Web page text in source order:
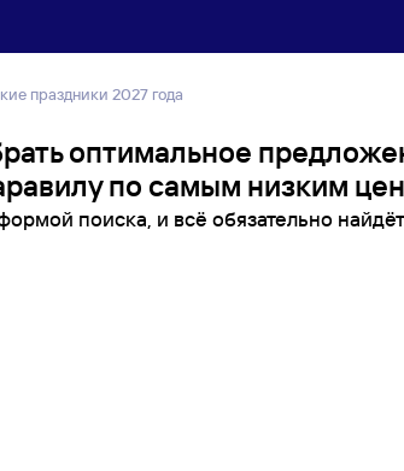
праздники 2027 года
оптимальное
по самым низким
поиска, и всё обязательно